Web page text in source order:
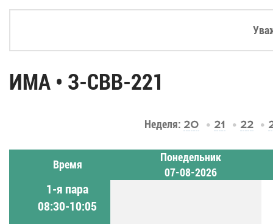
ИМА • З-СВВ-221
Неделя: 20 21 22
Время
Понедельник
07-08-2026
1-я пара
08:30-10:05